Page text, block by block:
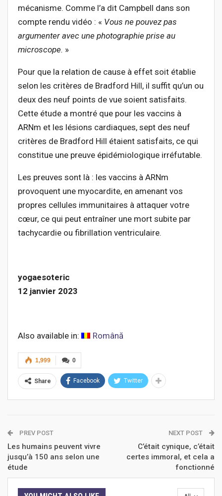
mécanisme. Comme l’a dit Campbell dans son
compte rendu vidéo : « Vous ne pouvez pas
argumenter avec une photographie prise au
microscope. »
Pour que la relation de cause à effet soit établie
selon les critères de Bradford Hill, il suffit qu’un ou
deux des neuf points de vue soient satisfaits.
Cette étude a montré que pour les vaccins à
ARNm et les lésions cardiaques, sept des neuf
critères de Bradford Hill étaient satisfaits, ce qui
constitue une preuve épidémiologique irréfutable.
Les preuves sont là : les vaccins à ARNm
provoquent une myocardite, en amenant vos
propres cellules immunitaires à attaquer votre
cœur, ce qui peut entraîner une mort subite par
tachycardie ou fibrillation ventriculaire.
yogaesoteric
12 janvier 2023
Also available in: Română
0
1,999
Share Facebook Twitter
PREV POST
Les humains peuvent vivre
jusqu’à 150 ans selon une
étude
NEXT POST
C’était cynique, c’était
certes immoral, et cela a
fonctionné